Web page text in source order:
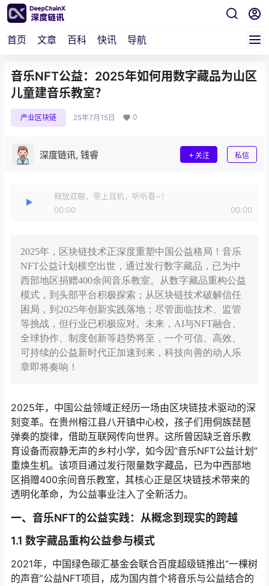
首页 文章 百科 快讯 导航
音乐NFT公益：2025年如何用数字藏品为山区
儿童建音乐教室？
产业区块链 25年7月15日 0
深度链讯, 钱睿 关注 私信
释放双眼，带上耳机，听听看~！
00:00
00:00
2025年，区块链技术正深度重塑中国公益格局！音乐
NFT公益计划横空出世，通过发行数字藏品，已为中
西部地区捐赠400余间音乐教室。从数字藏品重构公益
模式，到头部平台积极探索；从区块链技术破解信任
困局，到2025年创新实践落地；尽管面临技术、监管
等挑战，但行业已积极应对。未来，AI与NFT融合、
全球协作、制度创新等趋势将至，一个可信、高效、
可持续的公益新时代正加速到来，科技向善的动人乐
章即将奏响！
2025年，中国公益领域正经历一场由区块链技术驱动的深
刻变革。在贵州榕江县八开镇中心校，孩子们用侗族琵琶
弹奏的旋律，借助互联网传向世界。这所曾因缺乏音乐教
育设备而寂静无声的乡村小学，如今因“音乐NFT公益计划”
重焕生机。该项目通过发行限量数字藏品，已为中西部地
区捐赠400余间音乐教室，其核心正是区块链技术带来的
透明化革命，为公益事业注入了全新活力。
一、音乐NFT的公益实践：从概念到现实的跨越
1.1 数字藏品重构公益参与模式
2021年，中国绿色碳汇基金会联合百度超级链推出“一棵树
的声音”公益NFT项目，成为国内首个将音乐与公益结合的